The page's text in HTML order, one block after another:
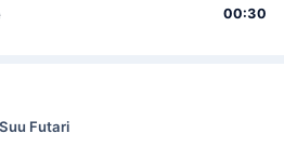
00:30
Futari